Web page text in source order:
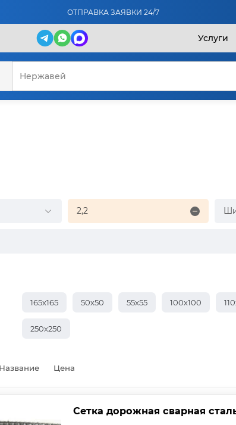
ОТПРАВКА ЗАЯВКИ 24/7
Услуги
2,2
165х165 50х50 55х55 100х100
250х250
Название Цена
Сетка дорожная сварная